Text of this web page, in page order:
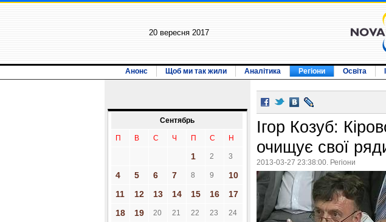
20 вересня 2017
Анонс Щоб ми так жили Аналітика Регіони Освіта
Сентябрь
П В С Ч П С Н
1 2 3
4 5 6 7 8 9
10
11
12 13 14 15 16
17
18
19 20 21 22 23 24
Ігор Козуб:
очищує свої
2013-03-27 23:38:00. Регіони